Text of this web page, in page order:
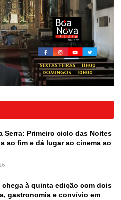
Serra: Primeiro ciclo das Noites
ao fim e dá lugar ao cinema ao
chega à quinta edição com dois
gastronomia e convívio em